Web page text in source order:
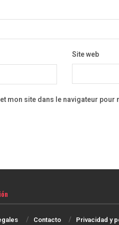
Site web
mon site dans le navigateur
Contacto Privacidad y